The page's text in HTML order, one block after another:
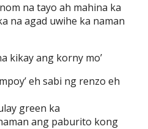
na tayo ah mahina ka
na agad uwihe ka naman
kikay ang korny mo’
eh sabi ng renzo eh
green ka
ang paburito kong